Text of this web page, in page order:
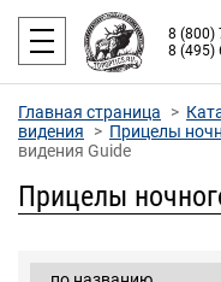
8 (800)
8 (495)
Главная страница
видения
Прицелы
видения Guide
Прицелы